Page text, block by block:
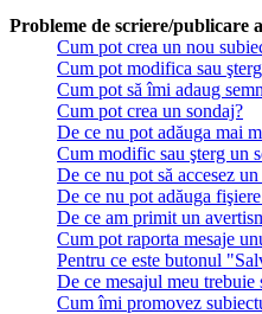
Probleme de scriere/publicare
Cum pot crea un nou
Cum pot modifica sau
Cum pot să îmi adaug
Cum pot crea un sondaj?
De ce nu pot adăuga mai
Cum modific sau şterg un
De ce nu pot să accesez
De ce nu pot adăuga fişiere
De ce am primit un
Cum pot raporta mesaje
Pentru ce este butonul
De ce mesajul meu trebuie
Cum îmi promovez